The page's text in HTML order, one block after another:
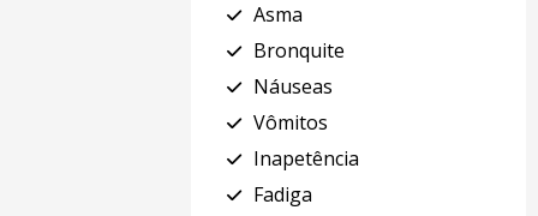
Asma
Bronquite
Náuseas
Vômitos
Inapetência
Fadiga